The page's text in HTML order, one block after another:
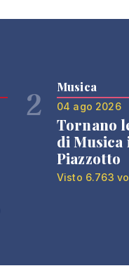
2 Musica
04 ago 2026
Tornano
di Musica
Piazzotto
Visto 6.763